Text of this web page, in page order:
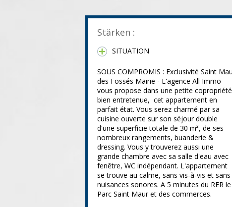
Stärken :
SITUATION
SOUS COMPROMIS : Exclusivité Saint
des Fossés Mairie - L'agence All Immo
vous propose dans une petite copropriété
bien entretenue, cet appartement en
parfait état. Vous serez charmé par sa
cuisine ouverte sur son séjour double
d'une superficie totale de 30 m², de ses
nombreux rangements, buanderie &
dressing. Vous y trouverez aussi une
grande chambre avec sa salle d'eau avec
fenêtre, WC indépendant. L'appartement
se trouve au calme, sans vis-à-vis et sans
nuisances sonores. A 5 minutes du RER le
Parc Saint Maur et des commerces.